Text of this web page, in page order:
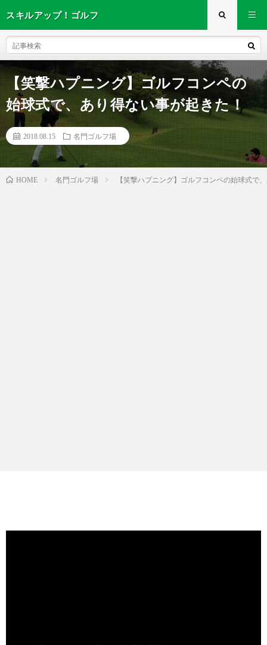
スキルアップ！ゴルフ
【笑撃ハプニング】ゴルフコンペの
始球式で、あり得ない事が起きた！
2018.08.15 名門ゴルフ場
HOME 名門ゴルフ場 【笑撃ハプニング】ゴルフコンペの始球式で